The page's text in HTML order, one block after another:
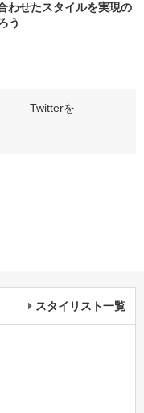
わせたスタイルを実現の
う
スタイリスト一覧